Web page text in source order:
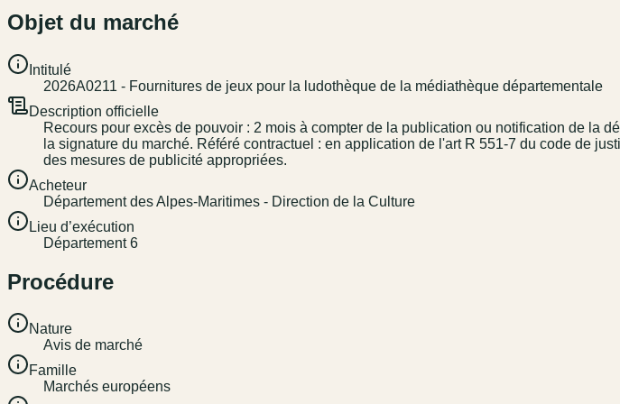
Objet du marché
Intitulé
2026A0211 - Fournitures de jeux pour la ludothèque de la médiathèque départementale
Description officielle
Recours pour excès de pouvoir : 2 mois à compter de la publication ou notification de la
la signature du marché. Référé contractuel : en application de l'art R 551-7 du code de
des mesures de publicité appropriées.
Acheteur
Département des Alpes-Maritimes - Direction de la Culture
Lieu d’exécution
Département 6
Procédure
Nature
Avis de marché
Famille
Marchés européens